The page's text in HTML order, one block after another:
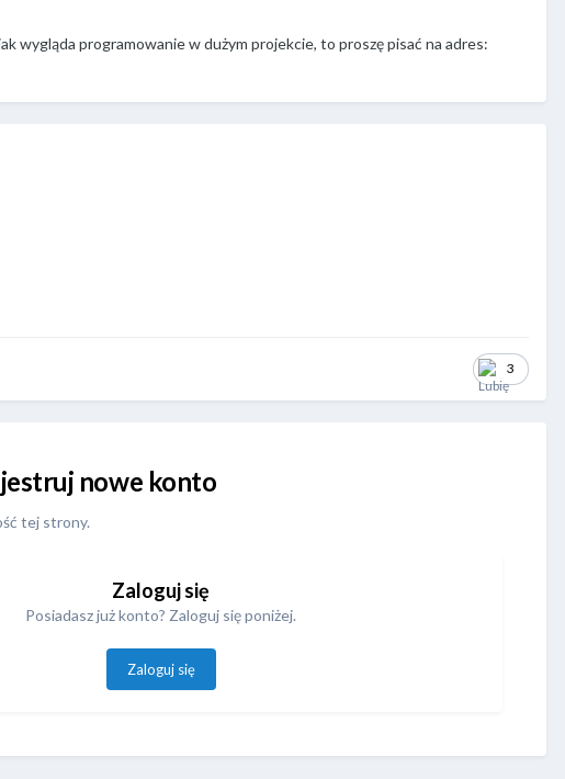
wygląda programowanie w dużym projekcie, to proszę pisać na adres:
3
nowe konto
tej strony.
Zaloguj się
Posiadasz już konto? Zaloguj się poniżej.
Zaloguj się